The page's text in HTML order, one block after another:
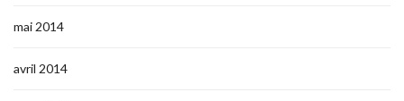
mai 2014
avril 2014